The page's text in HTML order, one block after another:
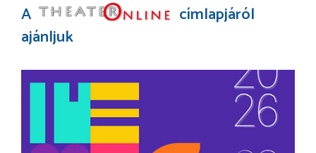
A
címlapjáról
ajánljuk